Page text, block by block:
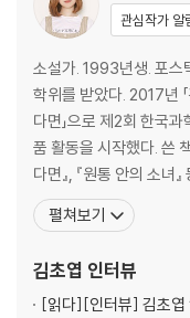
- 오염 구역
- 지구의 다른 거주자들
- 가장자리 너머
관심작가 알
소설가. 1993년생. 포스
학위를 받았다. 2017년
다면」으로 제2회 한국
품 활동을 시작했다. 쓴
다면』, 『원통 안의 소녀
가 있고, 여러 앤솔러지
문학동네 젊은작가상을
우주에 직접 가고
펼쳐보기
김초엽 인터뷰
[읽다] [인터뷰] 김초엽